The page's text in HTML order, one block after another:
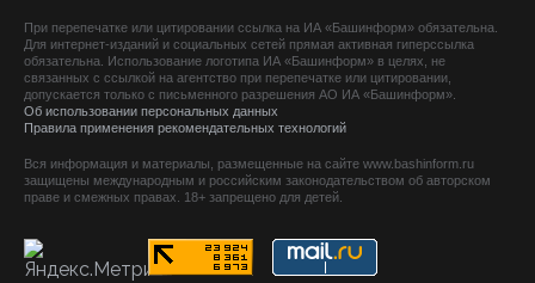
При перепечатке или цитировании ссылка на ИА «Башинформ» обязательна.
Для интернет-изданий и социальных сетей прямая активная гиперссылка
обязательна. Использование логотипа ИА «Башинформ» в целях, не
связанных с ссылкой на агентство при перепечатке или цитировании,
допускается только с письменного разрешения АО ИА «Башинформ».
Об использовании персональных данных
Правила применения рекомендательных технологий
Вся информация и материалы, размещенные на сайте www.bashinform.ru
защищены международным и российским законодательством об авторском
праве и смежных правах. 18+ запрещено для детей.